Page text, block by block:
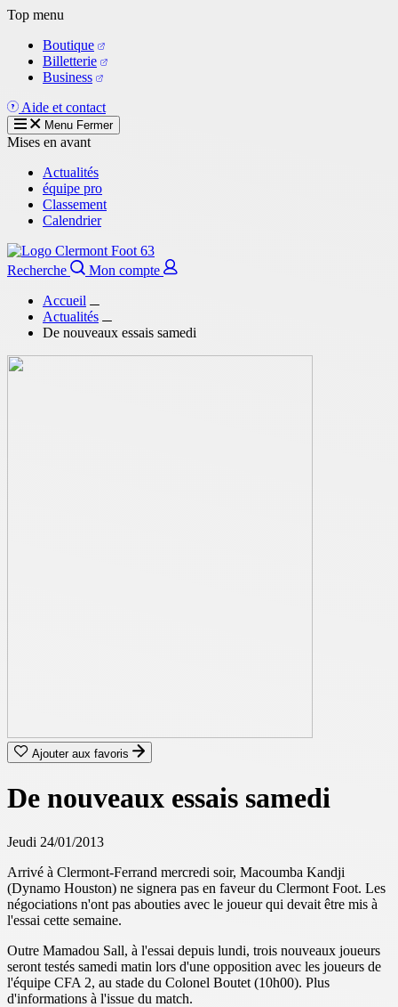
Aller
contenu
principal
Top menu
Boutique
Billetterie
Business
Aide et contact
Menu Fermer
Mises en avant
Actualités
équipe pro
Classement
Calendrier
Recherche
Mon compte
Accueil
Actualités
De nouveaux essais samedi
Ajouter aux favoris
De nouveaux essais samedi
Jeudi 24/01/2013
Arrivé à Clermont-Ferrand mercredi soir, Macoumba Kandji
(Dynamo Houston) ne signera pas en faveur du Clermont Foot. Les
négociations n'ont pas abouties avec le joueur qui devait être mis à
l'essai cette semaine.
Outre Mamadou Sall, à l'essai depuis lundi, trois nouveaux joueurs
seront testés samedi matin lors d'une opposition avec les joueurs de
l'équipe CFA 2, au stade du Colonel Boutet (10h00). Plus
d'informations à l'issue du match.